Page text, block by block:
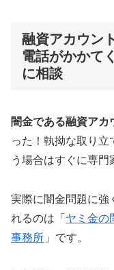
融資アカウン
電話がかかて
に相談
闇金である融資ア
った！執拗な取り立
う場合はすぐに専門
実際に闇金問題に強
れるのは「 ヤミ金の
事務所 」です。